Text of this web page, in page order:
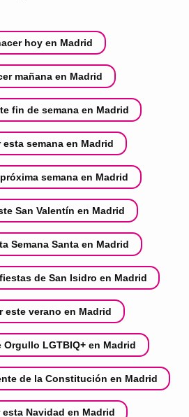
hoy en Madrid
mañana en Madrid
fin de semana en Madrid
esta semana en Madrid
semana en Madrid
San Valentín en Madrid
Semana Santa en Madrid
de San Isidro en Madrid
este verano en Madrid
Orgullo LGTBIQ+ en Madrid
de la Constitución en Madrid
esta Navidad en Madrid